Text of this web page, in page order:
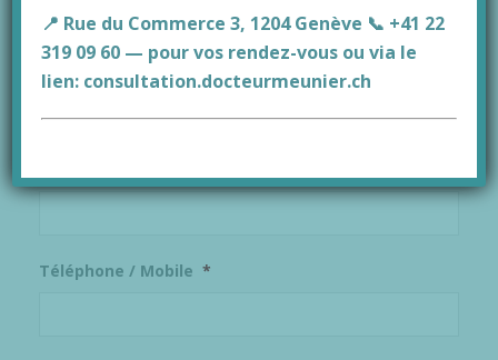
Pour ne pas remettre mes questions de beauté
données ci-dessous.
Téléphone / Mobile *
📍 Rue du Commerce 3, 1204 Genève 📞 +41 22
319 09 60 — pour vos rendez-vous ou via le
lien: consultation.docteurmeunier.ch